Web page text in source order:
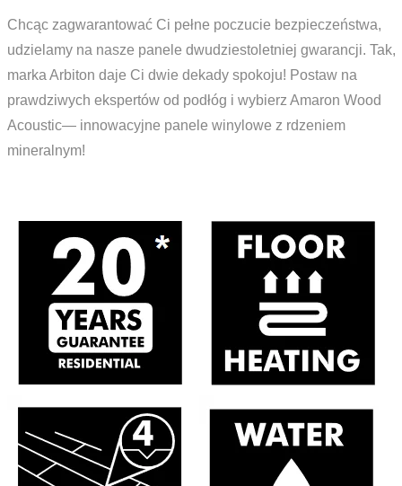
Chcąc zagwarantować Ci pełne poczucie bezpieczeństwa,
udzielamy na nasze panele dwudziestoletniej gwarancji. Tak,
marka Arbiton daje Ci dwie dekady spokoju! Postaw na
prawdziwych ekspertów od podłóg i wybierz Amaron Wood
Acoustic— innowacyjne panele winylowe z rdzeniem
mineralnym!